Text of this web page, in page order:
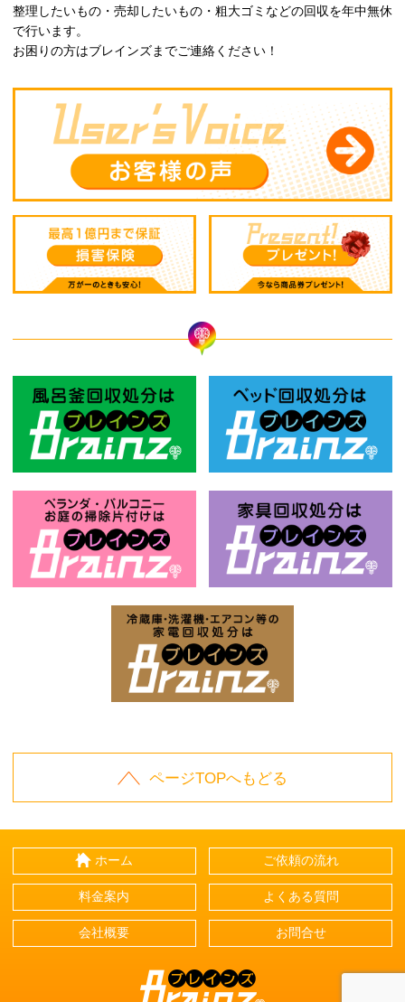
整理したいもの・売却したいもの・粗大ゴミなどの回収を年中無休
で行います。
お困りの方はブレインズまでご連絡ください！
ページTOPへもどる
ホーム ご依頼の流れ
料金案内 よくある質問
会社概要 お問合せ